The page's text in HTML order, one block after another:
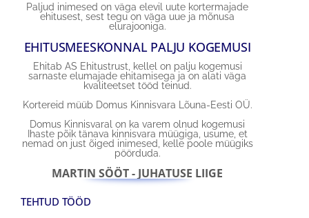
Paljud inimesed on väga elevil uute kortermajade
ehitusest, sest tegu on väga uue ja mõnusa
elurajooniga.
EHITUSMEESKONNAL PALJU KOGEMUSI
Ehitab AS Ehitustrust, kellel on palju kogemusi
sarnaste elumajade ehitamisega ja on alati väga
kvaliteetset tööd teinud.
Kortereid müüb Domus Kinnisvara Lõuna-Eesti OÜ.
Domus Kinnisvaral on ka varem olnud kogemusi
Ihaste põik tänava kinnisvara müügiga, usume, et
nemad on just õiged inimesed, kelle poole müügiks
pöörduda.
MARTIN SÖÖT - JUHATUSE LIIGE
TEHTUD TÖÖD